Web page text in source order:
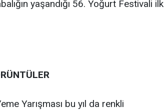
yaşandığı 56. Yoğurt Festivali ilk
Yarışması bu yıl da renkli